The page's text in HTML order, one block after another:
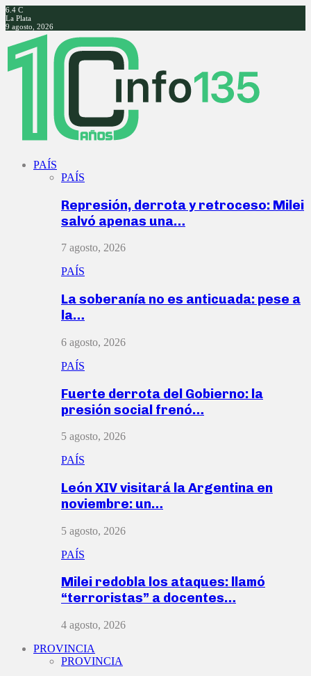
6.4 C
La Plata
9 agosto, 2026
Facebook
Twitter
Instagram
Youtube
PAÍS
PAÍS
Represión, derrota y retroceso: Milei
salvó apenas una…
7 agosto, 2026
PAÍS
La soberanía no es anticuada: pese a
la…
6 agosto, 2026
PAÍS
Fuerte derrota del Gobierno: la
presión social frenó…
5 agosto, 2026
PAÍS
León XIV visitará la Argentina en
noviembre: un…
5 agosto, 2026
PAÍS
Milei redobla los ataques: llamó
“terroristas” a docentes…
4 agosto, 2026
PROVINCIA
PROVINCIA